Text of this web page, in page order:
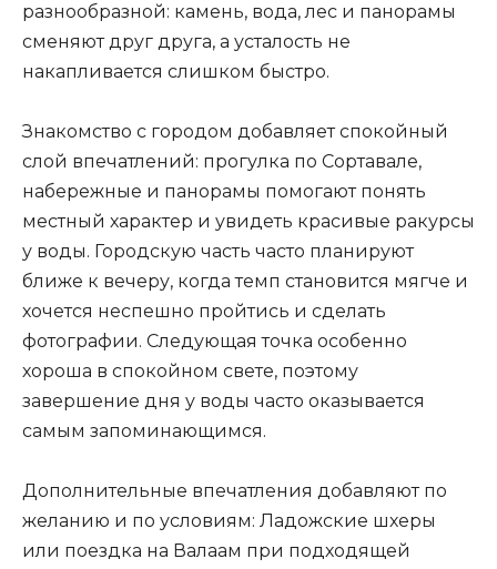
разнообразной: камень, вода, лес и панорамы
сменяют друг друга, а усталость не
накапливается слишком быстро.
Знакомство с городом добавляет спокойный
слой впечатлений: прогулка по Сортавале,
набережные и панорамы помогают понять
местный характер и увидеть красивые ракурсы
у воды. Городскую часть часто планируют
ближе к вечеру, когда темп становится мягче и
хочется неспешно пройтись и сделать
фотографии. Следующая точка особенно
хороша в спокойном свете, поэтому
завершение дня у воды часто оказывается
самым запоминающимся.
Дополнительные впечатления добавляют по
желанию и по условиям: Ладожские шхеры
или поездка на Валаам при подходящей